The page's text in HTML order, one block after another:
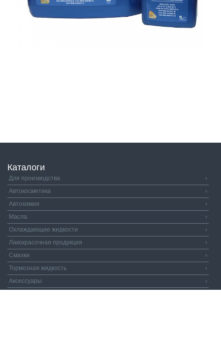
Каталоги
Для производства
›
Автокосметика
›
Автохимия
›
Масла
›
Охлаждающие жидкости
›
Лакокрасочная продукция
›
Смазки
›
Тормозная жидкость
›
Аксессуары
›